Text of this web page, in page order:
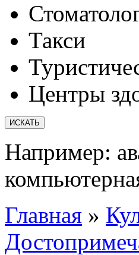
Такси
Центры
Например:
Главная »